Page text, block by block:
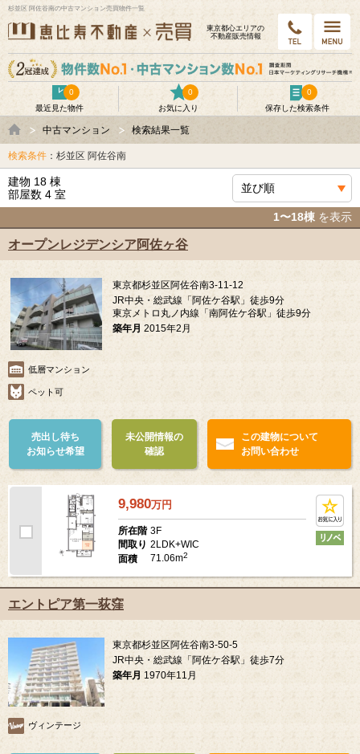
杉並区 阿佐谷南の中古マンション売買物件一覧
東京都⼼エリアの
不動産販売情報
最近見た物件
0
お気に入り
0
保存した検索条件
0
中古マンション 検索結果一覧
検索条件 ：杉並区 阿佐谷南
建物 18 棟
部屋数 4 室
1〜18棟 を表示
オープンレジデンシア阿佐ヶ谷
東京都杉並区阿佐谷南3-11-12
JR中央・総武線「阿佐ケ谷駅」徒歩9分
東京メトロ丸ノ内線「南阿佐ケ谷駅」徒歩9分
築年月 2015年2月
低層マンション
ペット可
売出し待ち
お知らせ希望
未公開情報の
確認
この建物について
お問い合わせ
9,980万円
所在階 3F
間取り 2LDK+WIC
面積
71.06m2
エントピア第一荻窪
東京都杉並区阿佐谷南3-50-5
JR中央・総武線「阿佐ケ谷駅」徒歩7分
築年月 1970年11月
ヴィンテージ